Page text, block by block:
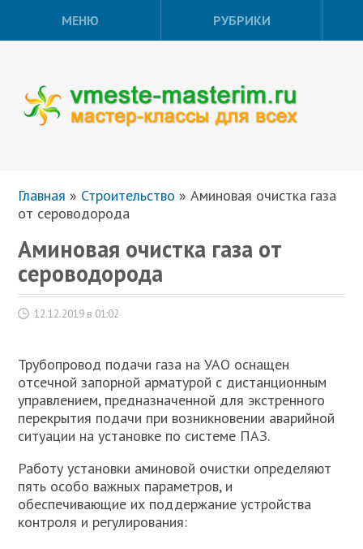
МЕНЮ РУБРИКИ
Главная » Строительство »Аминовая очистка газа
от сероводорода
Аминовая очистка газа от
сероводорода
12.12.2019 в 01:02
Трубопровод подачи газа на УАО оснащен
отсечной запорной арматурой с дистанционным
управлением, предназначенной для экстренного
перекрытия подачи при возникновении аварийной
ситуации на установке по системе ПАЗ.
Работу установки аминовой очистки определяют
пять особо важных параметров, и
обеспечивающие их поддержание устройства
контроля и регулирования: